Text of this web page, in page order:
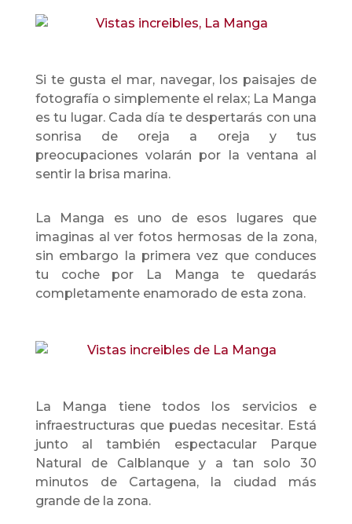
Si te gusta el mar, navegar, los paisajes de
fotografía o simplemente el relax; La Manga
es tu lugar. Cada día te despertarás con una
sonrisa de oreja a oreja y tus
preocupaciones volarán por la ventana al
sentir la brisa marina.
La Manga es uno de esos lugares que
imaginas al ver fotos hermosas de la zona,
sin embargo la primera vez que conduces
tu coche por La Manga te quedarás
completamente enamorado de esta zona.
La Manga tiene todos los servicios e
infraestructuras que puedas necesitar. Está
junto al también espectacular Parque
Natural de Calblanque y a tan solo 30
minutos de Cartagena, la ciudad más
grande de la zona.